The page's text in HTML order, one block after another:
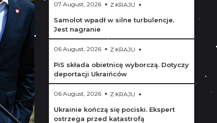
07 August, 2026 Z KRAJU
Samolot wpadł w silne turbulencje.
Jest nagranie
06 August, 2026 Z KRAJU
PiS składa obietnicę wyborczą. Dotyczy
deportacji Ukraińców
06 August, 2026 Z KRAJU
Ukrainie kończą się pociski. Ekspert
ostrzega przed katastrofą